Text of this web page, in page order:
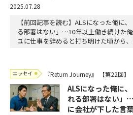
2025.07.28
【前回記事を読む】ALSになった俺に
る部署はない」…10年以上働き続けた
ユに仕事を辞めると打ち明けた頃から
が来る日も増えていた。私はアユとの時
思いも、頭の何処かに有ったのだろう。
エッセイ 『Return Journey』 【第22回】
ALSになった俺に
れる部署はない」
に会社が下した言葉